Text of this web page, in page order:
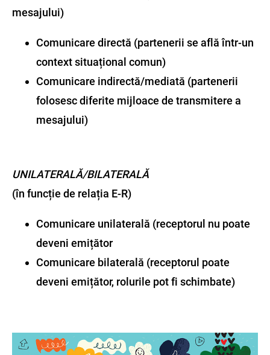
mesajului)
Comunicare directă (partenerii se află într-un
context situațional comun)
Comunicare indirectă/mediată (partenerii
folosesc diferite mijloace de transmitere a
mesajului)
UNILATERALĂ/BILATERALĂ
(în funcție de relația E-R)
Comunicare unilaterală (receptorul nu poate
deveni emițător
Comunicare bilaterală (receptorul poate
deveni emițător, rolurile pot fi schimbate)